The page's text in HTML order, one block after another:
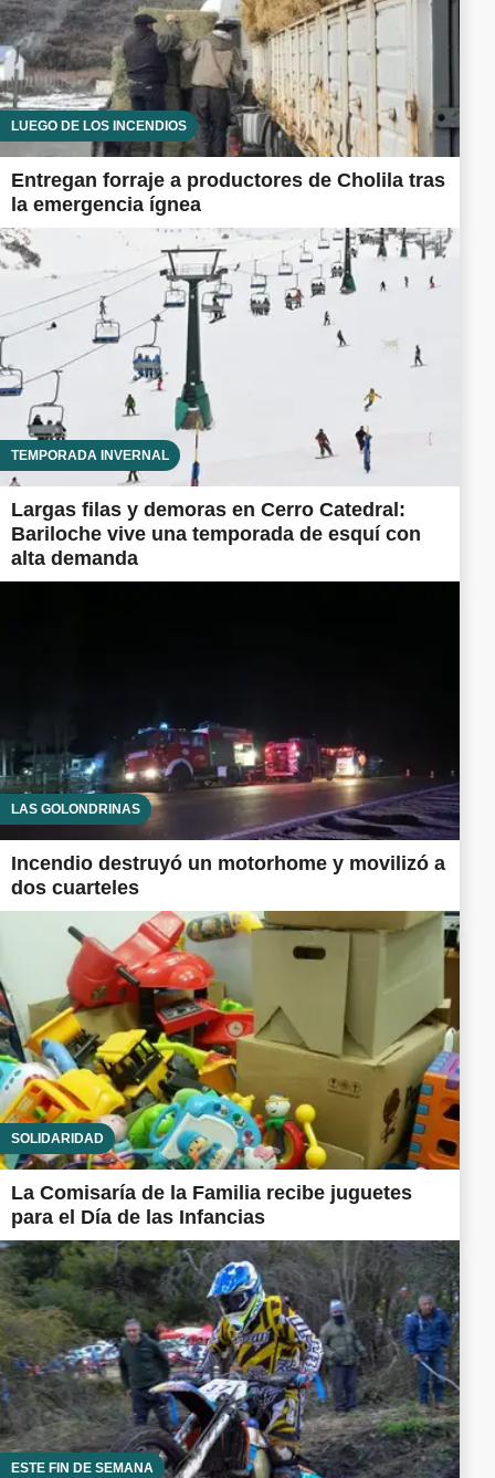
LUEGO DE LOS INCENDIOS
Entregan forraje a productores de Cholila tras
la emergencia ígnea
TEMPORADA INVERNAL
Largas filas y demoras en Cerro Catedral:
Bariloche vive una temporada de esquí con
alta demanda
LAS GOLONDRINAS
Incendio destruyó un motorhome y movilizó a
dos cuarteles
SOLIDARIDAD
La Comisaría de la Familia recibe juguetes
para el Día de las Infancias
ESTE FIN DE SEMANA